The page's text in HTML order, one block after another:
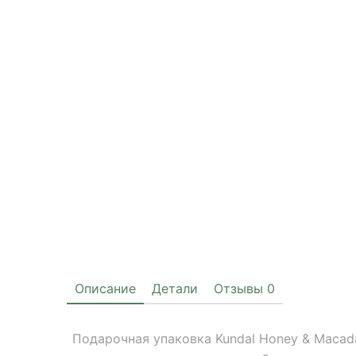
Описание Детали Отзывы 0
Подарочная упаковка Kundal Honey &